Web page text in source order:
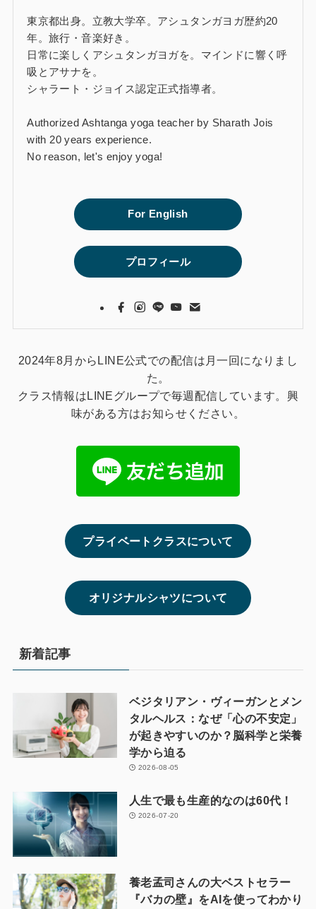
東京都出身。立教大学卒。アシュタンガヨガ歴約20
年。旅行・音楽好き。
日常に楽しくアシュタンガヨガを。マインドに響く呼
吸とアサナを。
シャラート・ジョイス認定正式指導者。
Authorized Ashtanga yoga teacher by Sharath Jois
with 20 years experience.
No reason, let's enjoy yoga!
For English
プロフィール
2024年8月からLINE公式での配信は月一回になりまし
た。
クラス情報はLINEグループで毎週配信しています。興
味がある方はお知らせください。
プライベートクラスについて
オリジナルシャツについて
新着記事
ベジタリアン・ヴィーガンとメン
タルヘルス：なぜ「心の不安定」
が起きやすいのか？脳科学と栄養
学から迫る
2026-08-05
人生で最も生産的なのは60代！
2026-07-20
養老孟司さんの大ベストセラー
『バカの壁』をAIを使ってわかり